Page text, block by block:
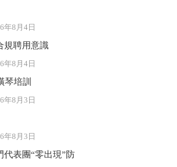
規聘用意識
培訓
表團“零出現”防